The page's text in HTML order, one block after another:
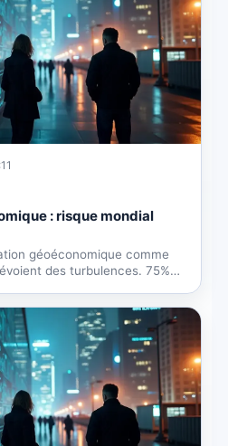
: risque mondial
géoéconomique comme
des turbulences. 75%